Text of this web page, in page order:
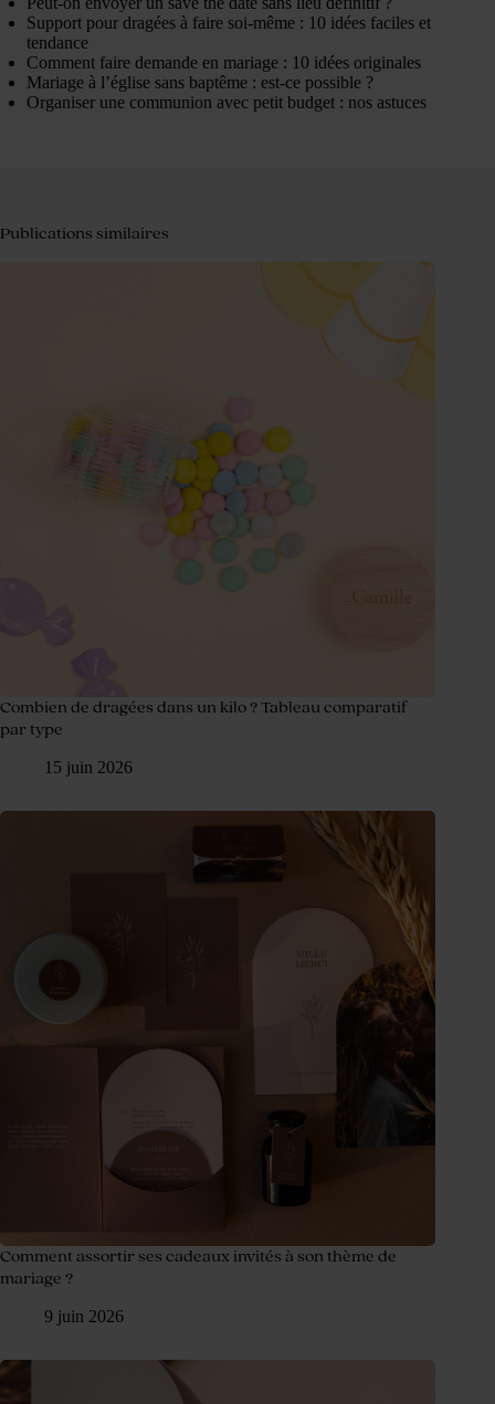
Support pour dragées à faire soi-même : 10 idées faciles et
tendance
Comment faire demande en mariage : 10 idées originales
Mariage à l’église sans baptême : est-ce possible ?
Organiser une communion avec petit budget : nos astuces
Publications similaires
Combien de dragées dans un kilo ? Tableau comparatif
par type
15 juin 2026
Comment assortir ses cadeaux invités à son thème de
mariage ?
9 juin 2026